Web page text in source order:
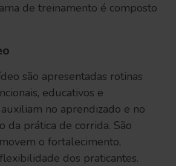
de treinamento é composto
são apresentadas rotinas
educativos e
no aprendizado e no
da prática de corrida. São
o fortalecimento,
dos praticantes.